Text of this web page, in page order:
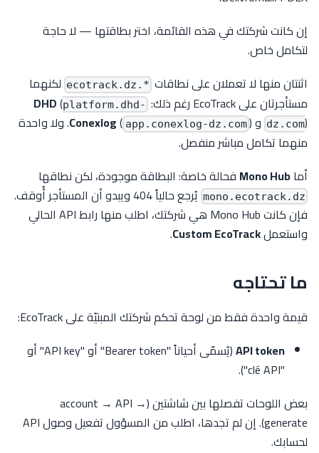
إن كانت شركتك في هذه القائمة، اختر بطاقتها — لا حاجة
لتكامل خاص.
اثنتان منها لا تعملان على نطاقات *.ecotrack.dz
لكنهما
مستأجرتان على EcoTrack رغم ذلك:
DHD(platform.dhd-
dz.com) و Conexlog( app.conexlog-dz.com
). ولا واحدة
منهما تكامل مباشر منفصل.
أماMono Hub فحالة خاصة: البطاقة موجودة، لكن نطاقها
mono.ecotrack.dz
يُرجع حالياً 404 ويبدو أن المستأجر أُوقف.
فإن كانت Mono Hub هي شركتك، اطلب منها رابط API الحالي
واستعملCustom EcoTrack
.
ما تحتاجه
قيمة واحدة فقط من لوحة تحكم شركتك المبنيّة على EcoTrack:
API token
(يُسمّى أحياناً "Bearer token" أو "API key" أو
"clé API").
بعض اللوحات تفصلها بين شاشتين (account → API →
generate). إن لم تجدها، اطلب من المسؤول تفعيل وصول API
لحسابك.